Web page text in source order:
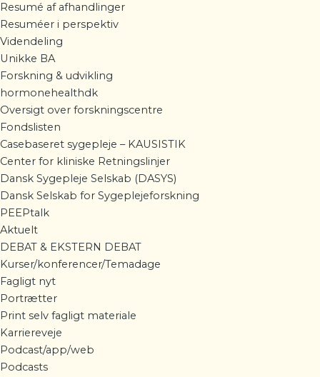
Resumé af afhandlinger
Resuméer i perspektiv
Videndeling
Unikke BA
Forskning & udvikling
hormonehealthdk
Oversigt over forskningscentre
Fondslisten
Casebaseret sygepleje – KAUSISTIK
Center for kliniske Retningslinjer
Dansk Sygepleje Selskab (DASYS)
Dansk Selskab for Sygeplejeforskning
PEEPtalk
Aktuelt
DEBAT & EKSTERN DEBAT
Kurser/konferencer/Temadage
Fagligt nyt
Portrætter
Print selv fagligt materiale
Karriereveje
Podcast/app/web
Podcasts